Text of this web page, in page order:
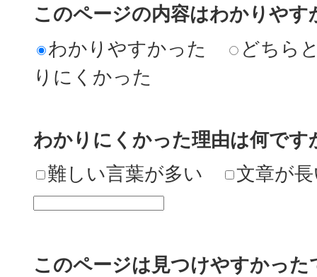
このページの内容はわかりやす
わかりやすかった
どちら
りにくかった
わかりにくかった理由は何です
難しい言葉が多い
文章が
このページは見つけやすかった